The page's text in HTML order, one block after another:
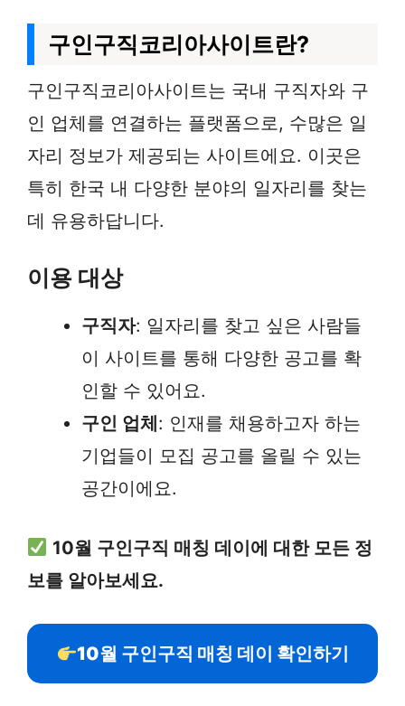
구인구직코리아사이트란?
구인구직코리아사이트는 국내 구직자와 구
인 업체를 연결하는 플랫폼으로, 수많은 일
자리 정보가 제공되는 사이트에요. 이곳은
특히 한국 내 다양한 분야의 일자리를 찾는
데 유용하답니다.
이용 대상
구직자: 일자리를 찾고 싶은 사람들
이 사이트를 통해 다양한 공고를 확
인할 수 있어요.
구인 업체: 인재를 채용하고자 하는
기업들이 모집 공고를 올릴 수 있는
공간이에요.
10월 구인구직 매칭 데이에 대한 모든 정
보를 알아보세요.
10월 구인구직 매칭 데이 확인하기